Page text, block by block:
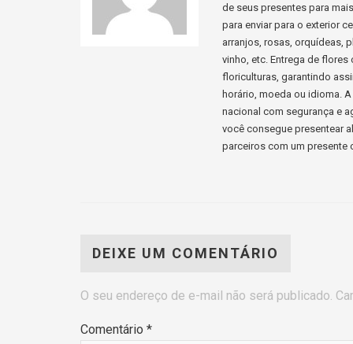
de seus presentes para
para enviar para o exterior
arranjos, rosas, orquídeas,
vinho, etc. Entrega de
floriculturas, garantindo
horário, moeda ou idioma.
nacional com segurança e
você consegue presentear
parceiros com um presente
DEIXE UM COMENTÁRIO
O seu endereço de e-mail não será publicado.
Comentário *